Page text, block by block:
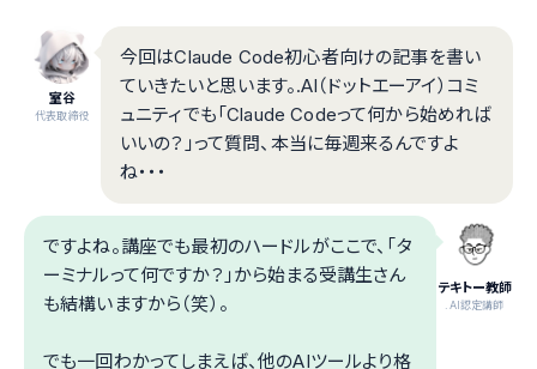
室谷
代表取締役
今回はClaude Code初心者向けの記事を書い
ていきたいと思います。.AI（ドットエーアイ）コミ
ュニティでも「Claude Codeって何から始めれば
いいの？」って質問、本当に毎週来るんですよ
ね・・・
テキトー教師
.AI認定講師
ですよね。講座でも最初のハードルがここで、「タ
ーミナルって何ですか？」から始まる受講生さん
も結構いますから（笑）。
でも一回わかってしまえば、他のAIツールより格